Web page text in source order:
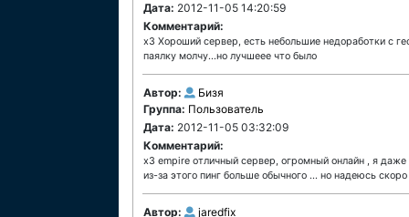
Дата: 2012-11-05 14:20:59
Комментарий:
х3 Хороший сервер, есть небольшие недоработки с
паялку молчу...но лучшеее что было
Автор:
Бизя
Группа: Пользователь
Дата: 2012-11-05 03:32:09
Комментарий:
x3 empire отличный сервер, огромный онлайн , я даже
из-за этого пинг больше обычного ... но надеюсь
Автор:
jaredfix